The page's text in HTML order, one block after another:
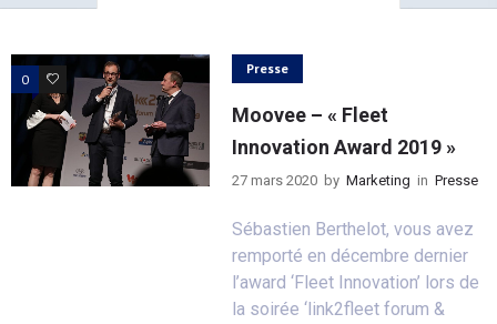
0 0
Presse
Moovee – « Fleet
Innovation Award 2019 »
27 mars 2020 by Marketing in Presse
Sébastien Berthelot, vous avez
remporté en décembre dernier
l’award ‘Fleet Innovation’ lors de
la soirée ‘link2fleet forum &